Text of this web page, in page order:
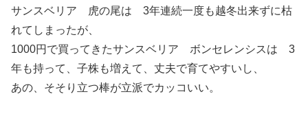
サンスベリア 虎の尾は 3年連続一度も越冬出来ずに枯
れてしまったが、
1000円で買ってきたサンスベリア ボンセレンシスは 3
年も持って、子株も増えて、丈夫で育てやすいし、
あの、そそり立つ棒が立派でカッコいい。